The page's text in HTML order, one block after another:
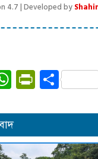
4.7 | Developed by
WhatsApp